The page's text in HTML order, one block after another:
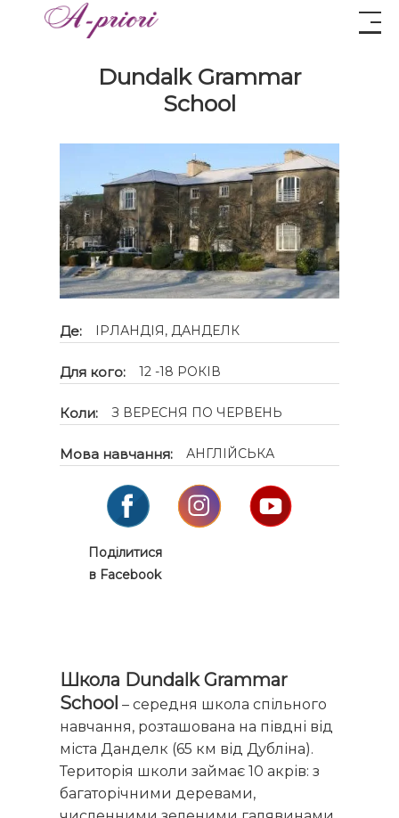
Dundalk Grammar
School
Де: ІРЛАНДІЯ, ДАНДЕЛК
Для кого: 12 -18 РОКІВ
Коли: З ВЕРЕСНЯ ПО ЧЕРВЕНЬ
Мова навчання: АНГЛІЙСЬКА
Поділитися
в Facebook
Школа Dundalk Grammar
School – середня школа спільного
навчання, розташована на півдні від
міста Данделк (65 км від Дубліна).
Територія школи займає 10 акрів: з
багаторічними деревами,